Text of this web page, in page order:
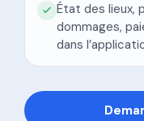
État des lieux,
dommages,
dans